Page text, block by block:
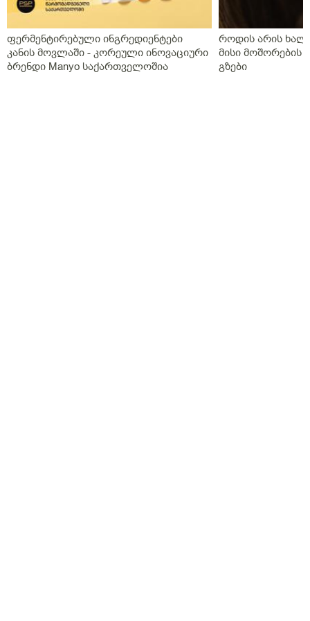
ფერმენტირებული ინგრედიენტები
კანის მოვლაში - კორეული ინოვაციური
ბრენდი Manyo საქართველოშია
როდის არის
მისი მოშორების
გზები